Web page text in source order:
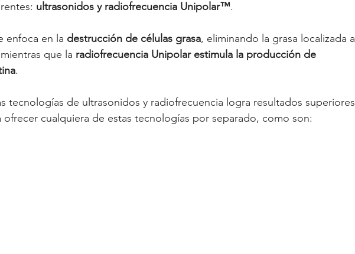
ultrasonidos y radiofrecuencia Unipolar™.
enfoca en la destrucción de células grasa, eliminando la grasa localizada a
que la radiofrecuencia Unipolar estimula la producción de
.
tecnologías de ultrasonidos y radiofrecuencia logra resultados superiores
ofrecer cualquiera de estas tecnologías por separado, como son: